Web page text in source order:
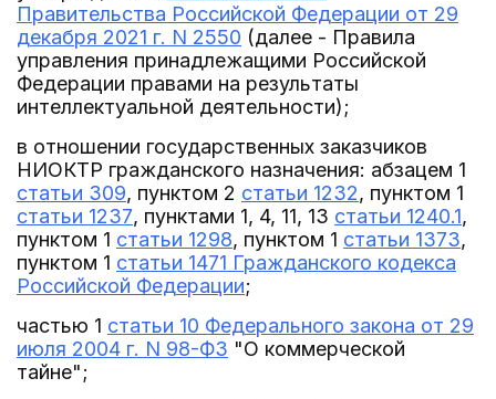
Правительства Российской Федерации от 29
декабря 2021 г. N 2550 (далее - Правила
управления принадлежащими Российской
Федерации правами на результаты
интеллектуальной деятельности);
в отношении государственных заказчиков
НИОКТР гражданского назначения: абзацем 1
статьи 309, пунктом 2 статьи 1232, пунктом 1
статьи 1237, пунктами 1, 4, 11, 13 статьи 1240.1,
пунктом 1 статьи 1298, пунктом 1 статьи 1373,
пунктом 1 статьи 1471 Гражданского кодекса
Российской Федерации;
частью 1 статьи 10 Федерального закона от 29
июля 2004 г. N 98-ФЗ "О коммерческой
тайне";